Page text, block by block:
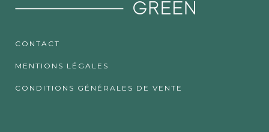
CONTACT
MENTIONS LÉGALES
CONDITIONS GÉNÉRALES DE VENTE